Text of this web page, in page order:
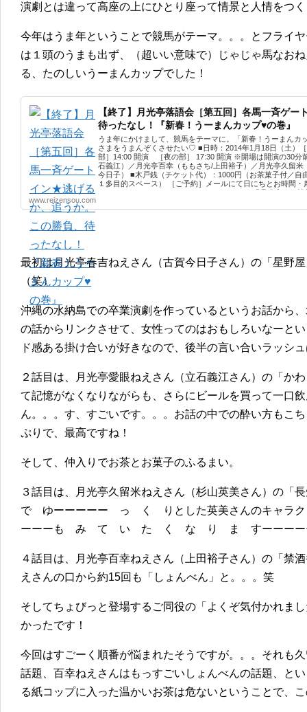
演劇とは違って高座の上にひとり座って情景と人情をつ
今年はうま年ということで競馬がテーマ。。。とフライ
は１頭のうまも出ず、（超いい意味で）じゃじゃ馬なお
る、たのしいうーまんカップでした！
【終了】月光亭落語会［第五回］各馬一斉ゲ
待ったなし！『新春！うーまんカップ♥の巻』
うま年にかけまして、競馬をテーマに。「新春！うーまん
さまをうまんぞくさせたい♡ ■日時：2014年1月18日（土）
部］14:00 開演 ［夜の部］ 17:30 開演 ※開場は開演の30分
石義江）／月光亭百幸（ももさち/上田裕子）／月光亭久留
今日子） ■木戸銭（チケット代）：1000円（お茶菓子付／
１多目的スペース） ［ご予約］メールにて日にちとお時間
gekkoutei_2010@yahoo.co.jp ＊facebookでも「月光亭」の
www.reizensou.com
最初は月光亭春吉ねえさん（古賀今日子さん）の「星野
（笑）
沖縄の水納島での卒業演劇を作っているというお話から
の話からリンクさせて、女性ってのはおもしろいなーと
ド感ある掛け合いが好きなので、後半の言い合いラッシ
２話目は、月光亭愛眼ねえさん（立石義江さん）の「か
て記憶がなくなりながらも、さらにビールを買って一口
ん。。。す、すごいです。。。お話の中での酔い方もこ
ぷりで、最高ですね！
そして、仲入りでお茶とお菓子のふるまい。
３話目は、月光亭久留米ねえさん（杉山英美さん）
で ゆーーーーー っ く りとした英美さんのキャラク
ーーーも み て い た く な り ま すーーーー
４話目は、月光亭百幸ねえさん（上田裕子さん）の「禁
えさんの口から約15回も「しょんべん」と。。。笑
そしてちょびっと登場するご同役の「よくぞ気付かれま
かったです！
今回はすごーく順番が悩まれたそうですが。。。それも
話題、百幸ねえさんはもっすごいしょんべんの話題、と
る紙コップに入った温かいお茶は危ないということで、